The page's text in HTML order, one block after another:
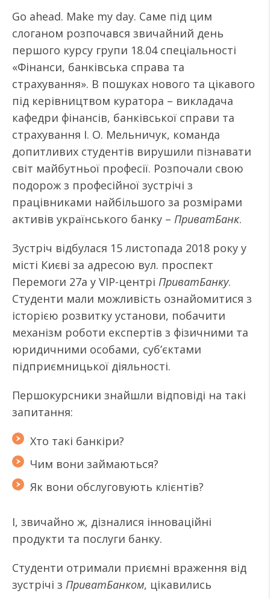
Go ahead. Make my day. Саме під цим
слоганом розпочався звичайний день
першого курсу групи 18.04 спеціальності
«Фінанси, банківська справа та
страхування». В пошуках нового та цікавого
під керівництвом куратора – викладача
кафедри фінансів, банківської справи та
страхування І. О. Мельничук, команда
допитливих студентів вирушили пізнавати
світ майбутньої професії. Розпочали свою
подорож з професійної зустрічі з
працівниками найбільшого за розмірами
активів українського банку – ПриватБанк.
Зустріч відбулася 15 листопада 2018 року у
місті Києві за адресою вул. проспект
Перемоги 27а у VIP-центрі ПриватБанку.
Студенти мали можливість ознайомитися з
історією розвитку установи, побачити
механізм роботи експертів з фізичними та
юридичними особами, суб’єктами
підприємницької діяльності.
Першокурсники знайшли відповіді на такі
запитання:
Хто такі банкіри?
Чим вони займаються?
Як вони обслуговують клієнтів?
І, звичайно ж, дізналися інноваційні
продукти та послуги банку.
Студенти отримали приємні враження від
зустрічі з ПриватБанком, цікавились